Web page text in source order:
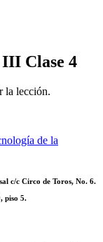
Clase 4
la lección.
de la
c/c Circo de Toros, No. 6.
piso 5.